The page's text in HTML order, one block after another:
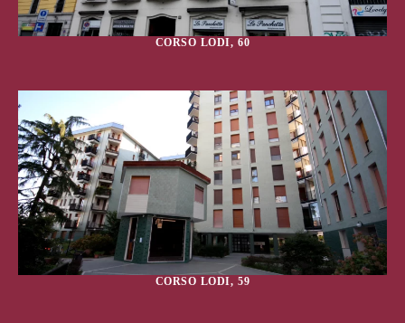
CORSO LODI, 60
CORSO LODI, 59